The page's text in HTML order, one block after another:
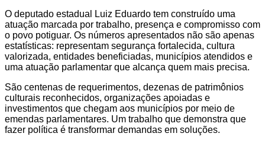
O deputado estadual Luiz Eduardo tem construído uma
atuação marcada por trabalho, presença e compromisso com
o povo potiguar. Os números apresentados não são apenas
estatísticas: representam segurança fortalecida, cultura
valorizada, entidades beneficiadas, municípios atendidos e
uma atuação parlamentar que alcança quem mais precisa.
São centenas de requerimentos, dezenas de patrimônios
culturais reconhecidos, organizações apoiadas e
investimentos que chegam aos municípios por meio de
emendas parlamentares. Um trabalho que demonstra que
fazer política é transformar demandas em soluções.